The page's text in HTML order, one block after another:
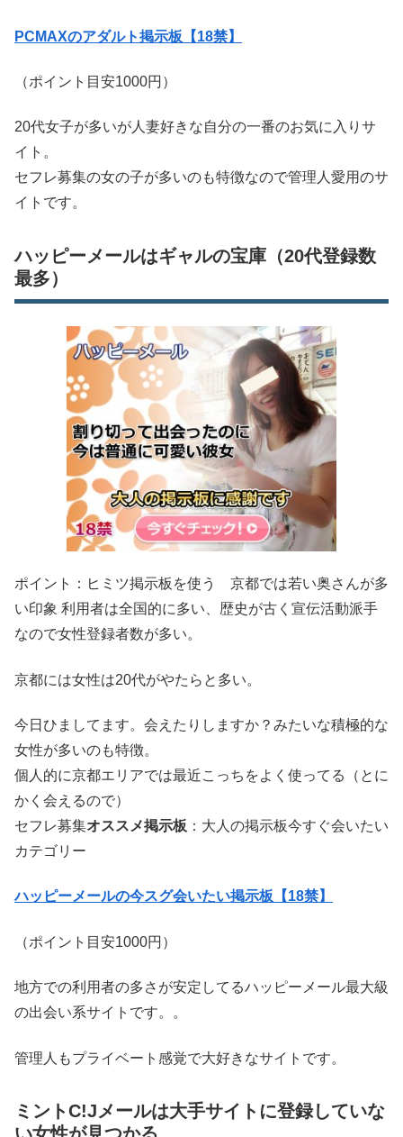
PCMAXのアダルト掲示板【18禁】
（ポイント目安1000円）
20代女子が多いが人妻好きな自分の一番のお気に入りサ
イト。
セフレ募集の女の子が多いのも特徴なので管理人愛用のサ
イトです。
ハッピーメールはギャルの宝庫（20代登録数
最多）
ポイント：ヒミツ掲示板を使う 京都では若い奥さんが多
い印象 利用者は全国的に多い、歴史が古く宣伝活動派手
なので女性登録者数が多い。
京都には女性は20代がやたらと多い。
今日ひましてます。会えたりしますか？みたいな積極的な
女性が多いのも特徴。
個人的に京都エリアでは最近こっちをよく使ってる（とに
かく会えるので）
セフレ募集オススメ掲示板 ：大人の掲示板今すぐ会いたい
カテゴリー
ハッピーメールの今スグ会いたい掲示板【18禁】
（ポイント目安1000円）
地方での利用者の多さが安定してるハッピーメール最大級
の出会い系サイトです。。
管理人もプライベート感覚で大好きなサイトです。
ミントC!Jメールは大手サイトに登録していな